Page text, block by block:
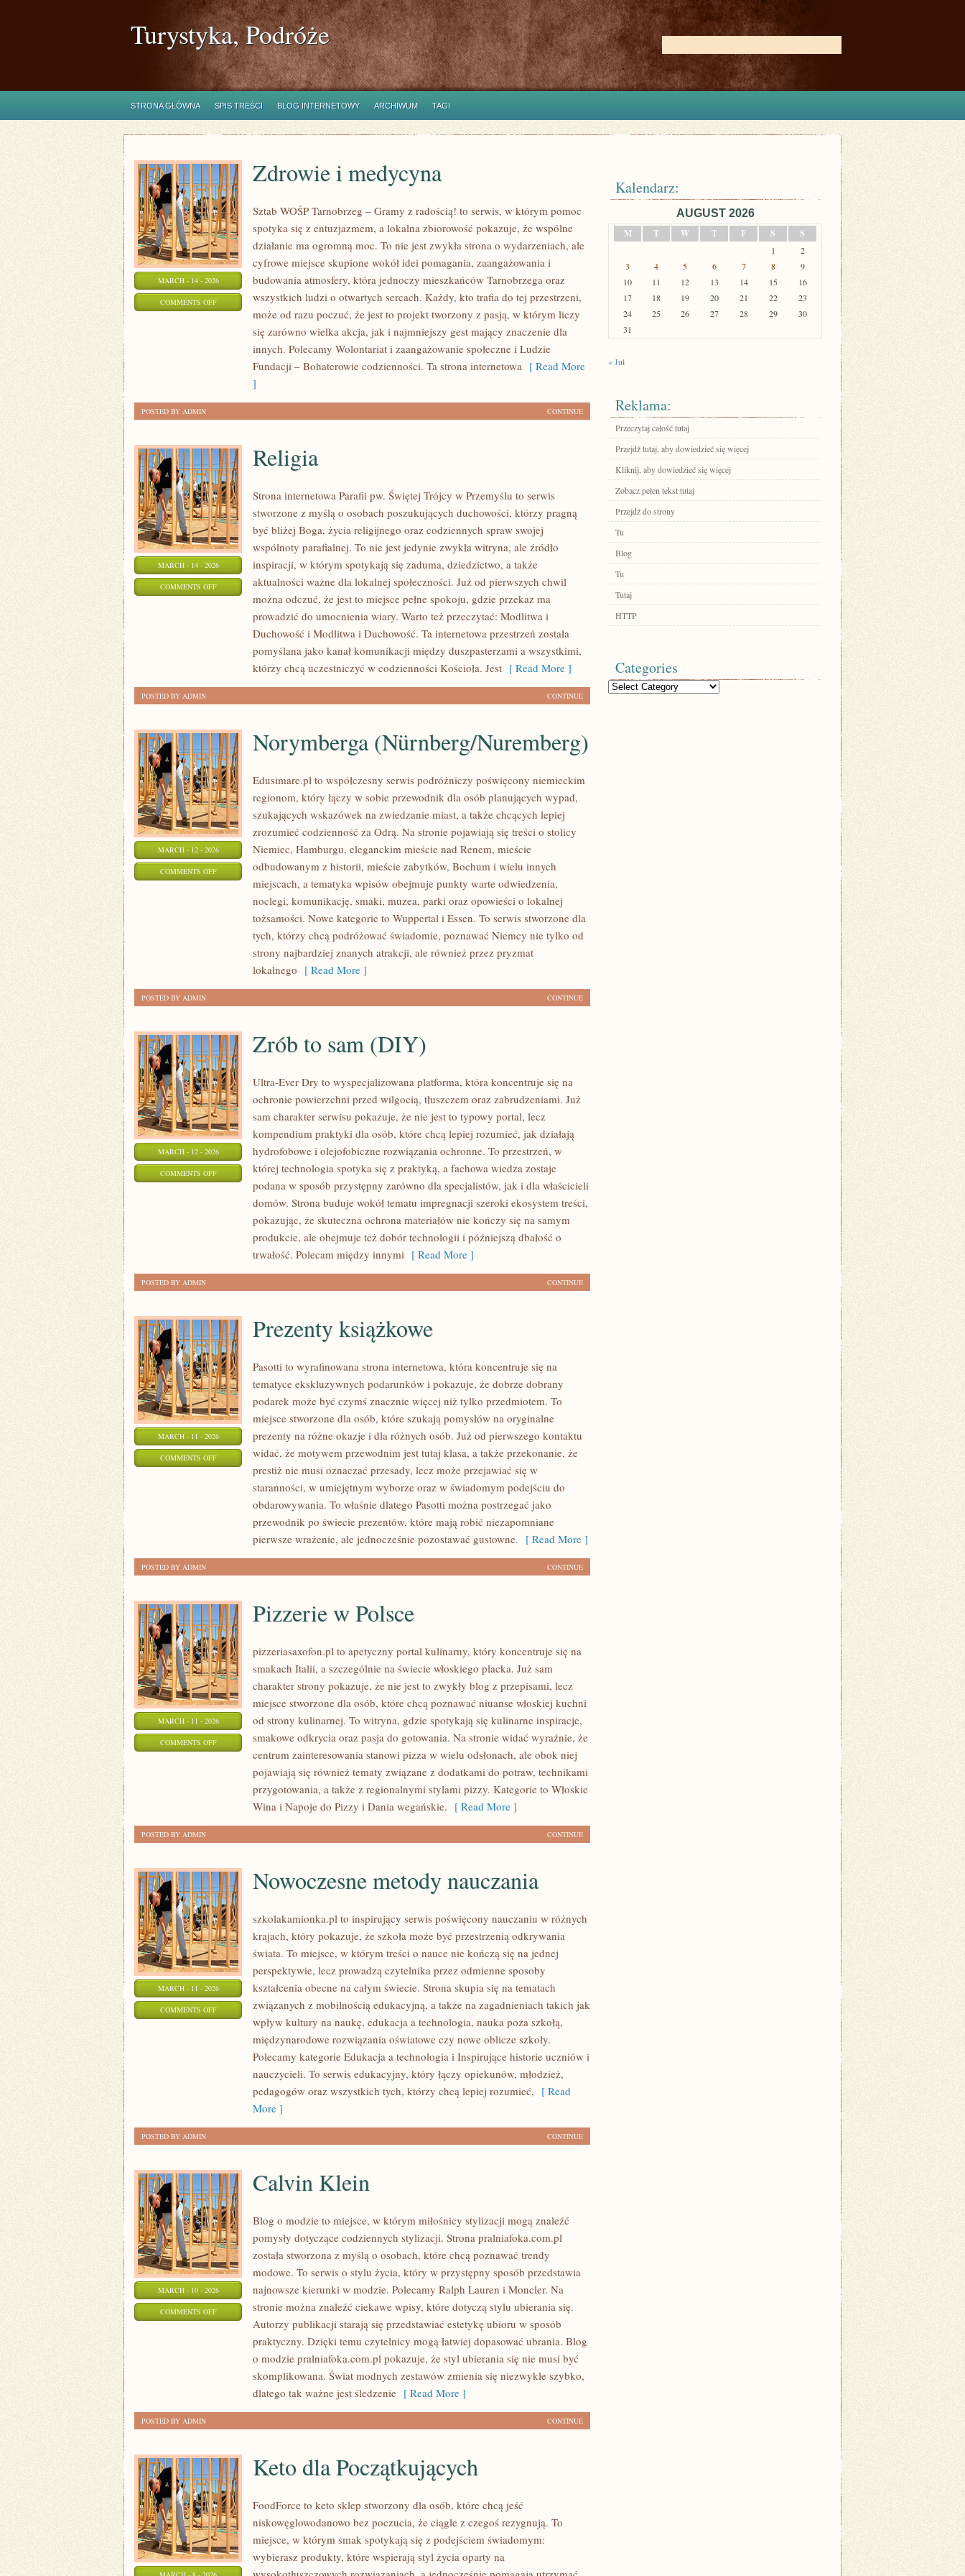
Turystyka, Podróże
STRONA GŁÓWNA SPIS TREŚCI BLOG INTERNETOWY ARCHIWUM TAGI
MARCH - 14 - 2026
COMMENTS OFFON
MEDYCYNA
Zdrowie i medycyna
Sztab WOŚP Tarnobrzeg – Gramy z radością! to serwis, w którym pomoc
spotyka się z entuzjazmem, a lokalna zbiorowość pokazuje, że wspólne
działanie ma ogromną moc. To nie jest zwykła strona o wydarzeniach, ale
cyfrowe miejsce skupione wokół idei pomagania, zaangażowania i
budowania atmosfery, która jednoczy mieszkańców Tarnobrzega oraz
wszystkich ludzi o otwartych sercach. Każdy, kto trafia do tej przestrzeni,
może od razu poczuć, że jest to projekt tworzony z pasją, w którym liczy
się zarówno wielka akcja, jak i najmniejszy gest mający znaczenie dla
innych. Polecamy Wolontariat i zaangażowanie społeczne i Ludzie
Fundacji – Bohaterowie codzienności. Ta strona internetowa [ Read More
]
CONTINUE
POSTED BY ADMIN
MARCH - 14 - 2026
COMMENTS OFFON
Religia
Strona internetowa Parafii pw. Świętej Trójcy w Przemyślu to serwis
stworzone z myślą o osobach poszukujących duchowości, którzy pragną
być bliżej Boga, życia religijnego oraz codziennych spraw swojej
wspólnoty parafialnej. To nie jest jedynie zwykła witryna, ale źródło
inspiracji, w którym spotykają się zaduma, dziedzictwo, a także
aktualności ważne dla lokalnej społeczności. Już od pierwszych chwil
można odczuć, że jest to miejsce pełne spokoju, gdzie przekaz ma
prowadzić do umocnienia wiary. Warto też przeczytać: Modlitwa i
Duchowość i Modlitwa i Duchowość. Ta internetowa przestrzeń została
pomyślana jako kanał komunikacji między duszpasterzami a wszystkimi,
którzy chcą uczestniczyć w codzienności Kościoła. Jest [ Read More ]
CONTINUE
POSTED BY ADMIN
MARCH - 12 - 2026
COMMENTS OFFON
NORYMBERGA
(NÜRNBERG/NUREMBERG)
Norymberga (Nürnberg/Nuremberg)
Edusimare.pl to współczesny serwis podróżniczy poświęcony niemieckim
regionom, który łączy w sobie przewodnik dla osób planujących wypad,
szukających wskazówek na zwiedzanie miast, a także chcących lepiej
zrozumieć codzienność za Odrą. Na stronie pojawiają się treści o stolicy
Niemiec, Hamburgu, eleganckim mieście nad Renem, mieście
odbudowanym z historii, mieście zabytków, Bochum i wielu innych
miejscach, a tematyka wpisów obejmuje punkty warte odwiedzenia,
noclegi, komunikację, smaki, muzea, parki oraz opowieści o lokalnej
tożsamości. Nowe kategorie to Wuppertal i Essen. To serwis stworzone dla
tych, którzy chcą podróżować świadomie, poznawać Niemcy nie tylko od
strony najbardziej znanych atrakcji, ale również przez pryzmat
lokalnego [ Read More ]
CONTINUE
POSTED BY ADMIN
MARCH - 12 - 2026
COMMENTS OFFON
Zrób to sam (DIY)
Ultra-Ever Dry to wyspecjalizowana platforma, która koncentruje się na
ochronie powierzchni przed wilgocią, tłuszczem oraz zabrudzeniami. Już
sam charakter serwisu pokazuje, że nie jest to typowy portal, lecz
kompendium praktyki dla osób, które chcą lepiej rozumieć, jak działają
hydrofobowe i olejofobiczne rozwiązania ochronne. To przestrzeń, w
której technologia spotyka się z praktyką, a fachowa wiedza zostaje
podana w sposób przystępny zarówno dla specjalistów, jak i dla właścicieli
domów. Strona buduje wokół tematu impregnacji szeroki ekosystem treści,
pokazując, że skuteczna ochrona materiałów nie kończy się na samym
produkcie, ale obejmuje też dobór technologii i późniejszą dbałość o
trwałość. Polecam między innymi [ Read More ]
CONTINUE
POSTED BY ADMIN
MARCH - 11 - 2026
COMMENTS OFFON
KSIĄŻKOWE
Prezenty książkowe
Pasotti to wyrafinowana strona internetowa, która koncentruje się na
tematyce ekskluzywnych podarunków i pokazuje, że dobrze dobrany
podarek może być czymś znacznie więcej niż tylko przedmiotem. To
miejsce stworzone dla osób, które szukają pomysłów na oryginalne
prezenty na różne okazje i dla różnych osób. Już od pierwszego kontaktu
widać, że motywem przewodnim jest tutaj klasa, a także przekonanie, że
prestiż nie musi oznaczać przesady, lecz może przejawiać się w
staranności, w umiejętnym wyborze oraz w świadomym podejściu do
obdarowywania. To właśnie dlatego Pasotti można postrzegać jako
przewodnik po świecie prezentów, które mają robić niezapomniane
pierwsze wrażenie, ale jednocześnie pozostawać gustowne. [ Read More ]
CONTINUE
POSTED BY ADMIN
MARCH - 11 - 2026
COMMENTS OFFON
Pizzerie w Polsce
pizzeriasaxofon.pl to apetyczny portal kulinarny, który koncentruje się na
smakach Italii, a szczególnie na świecie włoskiego placka. Już sam
charakter strony pokazuje, że nie jest to zwykły blog z przepisami, lecz
miejsce stworzone dla osób, które chcą poznawać niuanse włoskiej kuchni
od strony kulinarnej. To witryna, gdzie spotykają się kulinarne inspiracje,
smakowe odkrycia oraz pasja do gotowania. Na stronie widać wyraźnie, że
centrum zainteresowania stanowi pizza w wielu odsłonach, ale obok niej
pojawiają się również tematy związane z dodatkami do potraw, technikami
przygotowania, a także z regionalnymi stylami pizzy. Kategorie to Włoskie
Wina i Napoje do Pizzy i Dania wegańskie. [ Read More ]
CONTINUE
POSTED BY ADMIN
MARCH - 11 - 2026
COMMENTS OFFON
NOWOCZESNE
NAUCZANIA
Nowoczesne metody nauczania
szkolakamionka.pl to inspirujący serwis poświęcony nauczaniu w różnych
krajach, który pokazuje, że szkoła może być przestrzenią odkrywania
świata. To miejsce, w którym treści o nauce nie kończą się na jednej
perspektywie, lecz prowadzą czytelnika przez odmienne sposoby
kształcenia obecne na całym świecie. Strona skupia się na tematach
związanych z mobilnością edukacyjną, a także na zagadnieniach takich jak
wpływ kultury na naukę, edukacja a technologia, nauka poza szkołą,
międzynarodowe rozwiązania oświatowe czy nowe oblicze szkoły.
Polecamy kategorie Edukacja a technologia i Inspirujące historie uczniów i
nauczycieli. To serwis edukacyjny, który łączy opiekunów, młodzież,
pedagogów oraz wszystkich tych, którzy chcą lepiej rozumieć, [ Read
More ]
CONTINUE
POSTED BY ADMIN
MARCH - 10 - 2026
COMMENTS OFFON
Calvin Klein
Blog o modzie to miejsce, w którym miłośnicy stylizacji mogą znaleźć
pomysły dotyczące codziennych stylizacji. Strona pralniafoka.com.pl
została stworzona z myślą o osobach, które chcą poznawać trendy
modowe. To serwis o stylu życia, który w przystępny sposób przedstawia
najnowsze kierunki w modzie. Polecamy Ralph Lauren i Moncler. Na
stronie można znaleźć ciekawe wpisy, które dotyczą stylu ubierania się.
Autorzy publikacji starają się przedstawiać estetykę ubioru w sposób
praktyczny. Dzięki temu czytelnicy mogą łatwiej dopasować ubrania. Blog
o modzie pralniafoka.com.pl pokazuje, że styl ubierania się nie musi być
skomplikowana. Świat modnych zestawów zmienia się niezwykle szybko,
dlatego tak ważne jest śledzenie [ Read More ]
CONTINUE
POSTED BY ADMIN
Keto dla Początkujących
FoodForce to keto sklep stworzony dla osób, które chcą jeść
niskowęglowodanowo bez poczucia, że ciągle z czegoś rezygnują. To
miejsce, w którym smak spotykają się z podejściem świadomym:
wybierasz produkty, które wspierają styl życia oparty na
Kalendarz:
AUGUST 2026
M
T W T F S S
1
2
3
4 5 6 7 8
9
10
11 12 13 14 15
16
17
18 19 20 21 22
23
24
25 26 27 28 29
30
31
« Jul
Reklama:
Przeczytaj całość tutaj
Przejdź tutaj, aby dowiedzieć się więcej
Kliknij, aby dowiedzieć się więcej
Zobacz pełen tekst tutaj
Przejdź do strony
Tu
Blog
Tu
Tutaj
HTTP
Categories
Categories